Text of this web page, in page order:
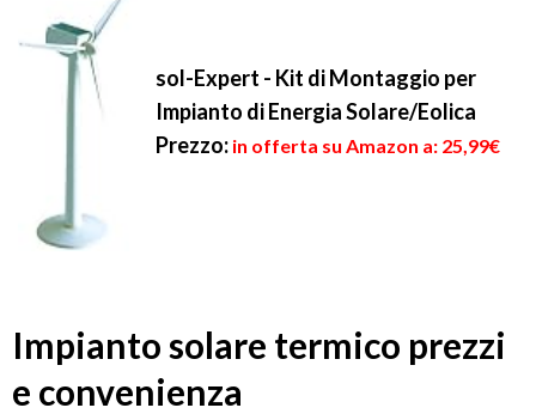
sol-Expert - Kit di Montaggio per
Impianto di Energia Solare/Eolica
Prezzo: in offerta su Amazon a: 25,99€
Impianto solare termico prezzi
e convenienza